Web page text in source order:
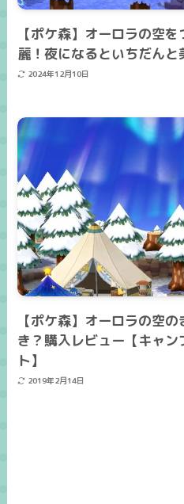
【ポケ森】オーロラの空
麗！夜になるといちだんと
2024年12月10日
【ポケ森】オーロラの空
き？購入レビュー【キャ
ト】
2019年2月14日